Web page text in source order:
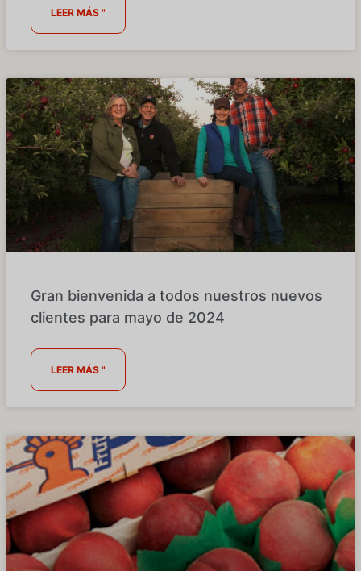
LEER MÁS "
Gran bienvenida a todos nuestros nuevos
clientes para mayo de 2024
LEER MÁS "